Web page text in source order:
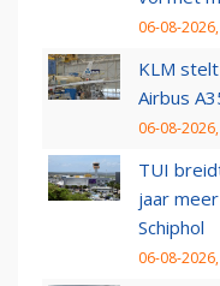
06-08-
KLM
Airbus
06-08-
TUI
jaar
Schiphol
06-08-